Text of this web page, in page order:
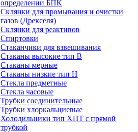
определении БПК
Склянки для промывания и очистки
газов (Дрекселя)
Склянки для реактивов
Спиртовки
Стаканчики для взвешивания
Стаканы высокие тип В
Стаканы мерные
Стаканы низкие тип Н
Стекла предметные
Стекла часовые
Трубки соединительные
Трубки хлоркальциевые
Холодильники тип ХПТ с прямой
трубкой